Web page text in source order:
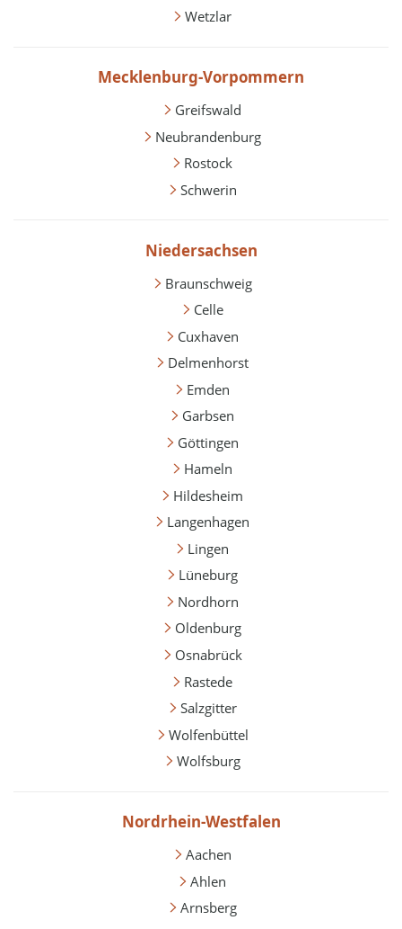
Wetzlar
Mecklenburg-Vorpommern
Greifswald
Neubrandenburg
Rostock
Schwerin
Niedersachsen
Braunschweig
Celle
Cuxhaven
Delmenhorst
Emden
Garbsen
Göttingen
Hameln
Hildesheim
Langenhagen
Lingen
Lüneburg
Nordhorn
Oldenburg
Osnabrück
Rastede
Salzgitter
Wolfenbüttel
Wolfsburg
Nordrhein-Westfalen
Aachen
Ahlen
Arnsberg